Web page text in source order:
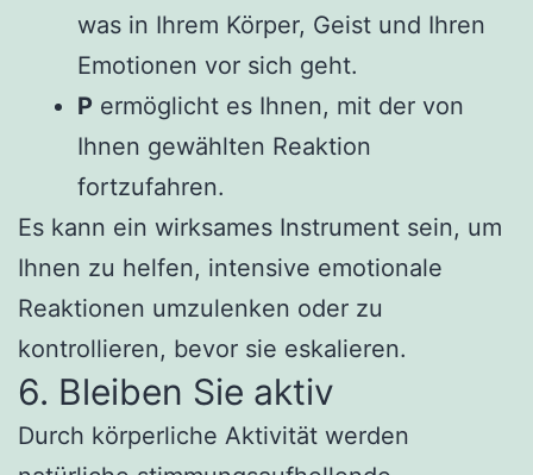
was in Ihrem Körper, Geist und Ihren
Emotionen vor sich geht.
P ermöglicht es Ihnen, mit der von
Ihnen gewählten Reaktion
fortzufahren.
Es kann ein wirksames Instrument sein, um
Ihnen zu helfen, intensive emotionale
Reaktionen umzulenken oder zu
kontrollieren, bevor sie eskalieren.
6. Bleiben Sie aktiv
Durch körperliche Aktivität werden